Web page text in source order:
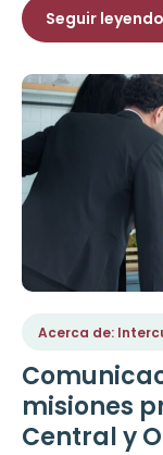
Seguir leyendo
Acerca de:
misiones
Central y